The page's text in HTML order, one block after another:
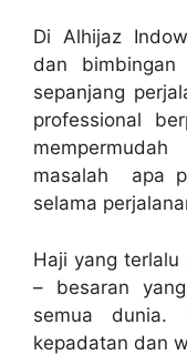
Di Alhijaz
dan
sepanjang
professional
masalah apa
selama
Haji yang
– besaran
semua dunia.
kepadatan dan